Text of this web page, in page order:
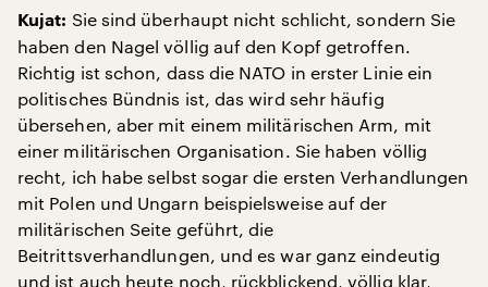
Kujat: Sie sind überhaupt nicht schlicht, sondern Sie
haben den Nagel völlig auf den Kopf getroffen.
Richtig ist schon, dass die NATO in erster Linie ein
politisches Bündnis ist, das wird sehr häufig
übersehen, aber mit einem militärischen Arm, mit
einer militärischen Organisation. Sie haben völlig
recht, ich habe selbst sogar die ersten Verhandlungen
mit Polen und Ungarn beispielsweise auf der
militärischen Seite geführt, die
Beitrittsverhandlungen, und es war ganz eindeutig
und ist auch heute noch, rückblickend, völlig klar,